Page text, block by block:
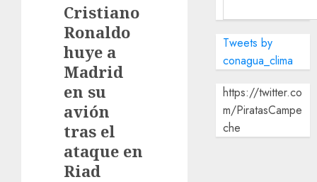
Cristiano
Ronaldo
huye a
Madrid
en su
avión
tras el
ataque en
Riad
Tweets by
conagua_clima
https://twitter.co
m/PiratasCampe
che